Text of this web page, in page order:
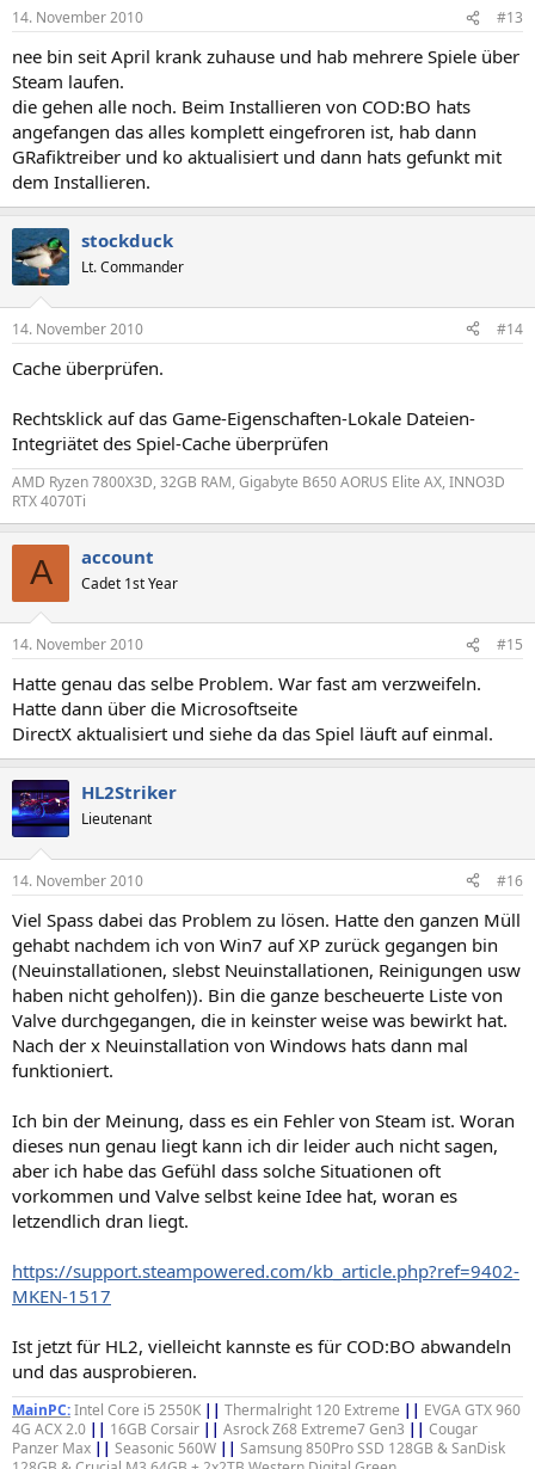
14. November 2010 #13
nee bin seit April krank zuhause und hab mehrere Spiele über
Steam laufen.
die gehen alle noch. Beim Installieren von COD:BO hats
angefangen das alles komplett eingefroren ist, hab dann
GRafiktreiber und ko aktualisiert und dann hats gefunkt mit
dem Installieren.
stockduck
Lt. Commander
14. November 2010 #14
Cache überprüfen.
Rechtsklick auf das Game-Eigenschaften-Lokale Dateien-
Integriätet des Spiel-Cache überprüfen
AMD Ryzen 7800X3D, 32GB RAM, Gigabyte B650 AORUS Elite AX, INNO3D
RTX 4070Ti
A account
Cadet 1st Year
14. November 2010 #15
Hatte genau das selbe Problem. War fast am verzweifeln.
Hatte dann über die Microsoftseite
DirectX aktualisiert und siehe da das Spiel läuft auf einmal.
HL2Striker
Lieutenant
14. November 2010 #16
Viel Spass dabei das Problem zu lösen. Hatte den ganzen Müll
gehabt nachdem ich von Win7 auf XP zurück gegangen bin
(Neuinstallationen, slebst Neuinstallationen, Reinigungen usw
haben nicht geholfen)). Bin die ganze bescheuerte Liste von
Valve durchgegangen, die in keinster weise was bewirkt hat.
Nach der x Neuinstallation von Windows hats dann mal
funktioniert.
Ich bin der Meinung, dass es ein Fehler von Steam ist. Woran
dieses nun genau liegt kann ich dir leider auch nicht sagen,
aber ich habe das Gefühl dass solche Situationen oft
vorkommen und Valve selbst keine Idee hat, woran es
letzendlich dran liegt.
https://support.steampowered.com/kb_article.php?ref=9402-
MKEN-1517
Ist jetzt für HL2, vielleicht kannste es für COD:BO abwandeln
und das ausprobieren.
MainPC:Intel Core i5 2550K || Thermalright 120 Extreme || EVGA GTX 960
4G ACX 2.0 || 16GB Corsair || Asrock Z68 Extreme7 Gen3 || Cougar
Panzer Max || Seasonic 560W || Samsung 850Pro SSD 128GB & SanDisk